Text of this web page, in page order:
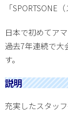
「SPORTSONE
日本で初めてア
過去7年連続で大
す。
説明
充実したスタッ